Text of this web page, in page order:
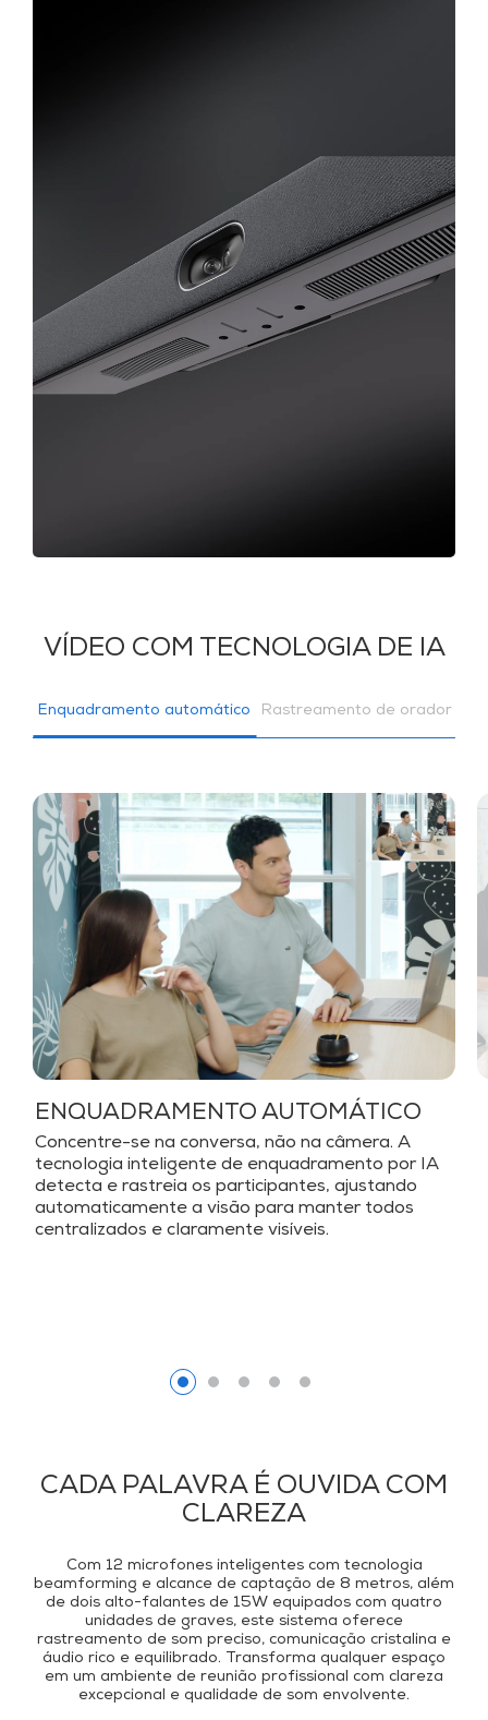
VÍDEO COM TECNOLOGIA DE IA
Enquadramento automático Rastreamento de orador
ENQUADRAMENTO AUTOMÁTICO
Concentre-se na conversa, não na câmera. A
tecnologia inteligente de enquadramento por IA
detecta e rastreia os participantes, ajustando
automaticamente a visão para manter todos
centralizados e claramente visíveis.
CADA PALAVRA É OUVIDA COM
CLAREZA
Com 12 microfones inteligentes com tecnologia
beamforming e alcance de captação de 8 metros, além
de dois alto-falantes de 15W equipados com quatro
unidades de graves, este sistema oferece
rastreamento de som preciso, comunicação cristalina e
áudio rico e equilibrado. Transforma qualquer espaço
em um ambiente de reunião profissional com clareza
excepcional e qualidade de som envolvente.